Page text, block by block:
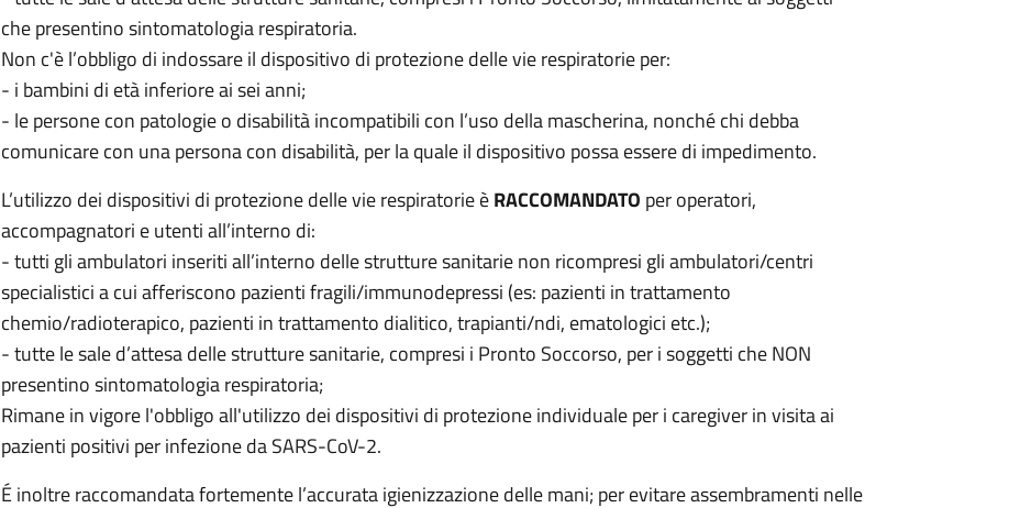
che presentino sintomatologia respiratoria.
Non c'è l’obbligo di indossare il dispositivo di protezione delle vie respiratorie per:
- i bambini di età inferiore ai sei anni;
- le persone con patologie o disabilità incompatibili con l’uso della mascherina, nonché chi debba
comunicare con una persona con disabilità, per la quale il dispositivo possa essere di impedimento.
L’utilizzo dei dispositivi di protezione delle vie respiratorie èRACCOMANDATO per operatori,
accompagnatori e utenti all’interno di:
- tutti gli ambulatori inseriti all’interno delle strutture sanitarie non ricompresi gli ambulatori/centri
specialistici a cui afferiscono pazienti fragili/immunodepressi (es: pazienti in trattamento
chemio/radioterapico, pazienti in trattamento dialitico, trapianti/ndi, ematologici etc.);
- tutte le sale d’attesa delle strutture sanitarie, compresi i Pronto Soccorso, per i soggetti che NON
presentino sintomatologia respiratoria;
Rimane in vigore l'obbligo all'utilizzo dei dispositivi di protezione individuale per i caregiver in visita ai
pazienti positivi per infezione da SARS-CoV-2.
É inoltre raccomandata fortemente l’accurata igienizzazione delle mani; per evitare assembramenti nelle